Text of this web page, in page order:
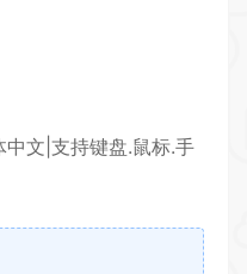
中文|支持键盘.鼠标.手